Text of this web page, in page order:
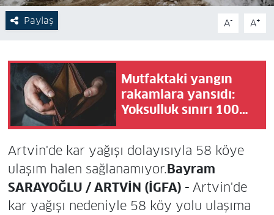
Paylaş A- A+
Mutfaktaki yangın
rakamlara yansıdı:
Yoksulluk sınırı 100
Artvin'de kar yağışı dolayısıyla 58 köye
ulaşım halen sağlanamıyor.Bayram
SARAYOĞLU / ARTVİN (İGFA) - Artvin'de
kar yağışı nedeniyle 58 köy yolu ulaşıma